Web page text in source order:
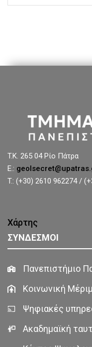
T.K. 265 04 Ρίο Πάτρα
E.:
T.: (+30) 2610 962274 /
Χάρτης
ΣΥΝΔΕΣΜΟΙ
Πανεπιστήμιο
Κοινωνική
Ψηφιακές
Ακαδημαϊκή